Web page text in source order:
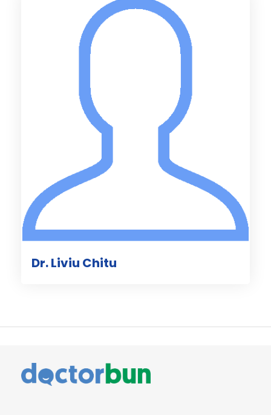
Dr. Liviu Chitu